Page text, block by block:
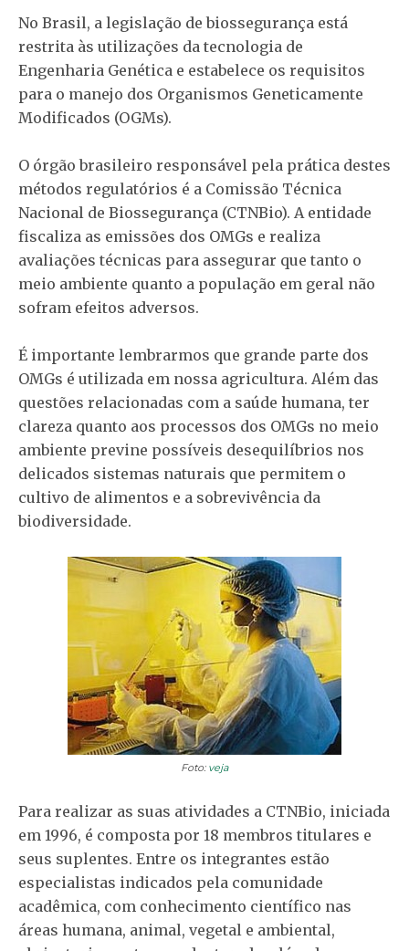
No Brasil, a legislação de biossegurança está
restrita às utilizações da tecnologia de
Engenharia Genética e estabelece os requisitos
para o manejo dos Organismos Geneticamente
Modificados (OGMs).
O órgão brasileiro responsável pela prática destes
métodos regulatórios é a Comissão Técnica
Nacional de Biossegurança (CTNBio). A entidade
fiscaliza as emissões dos OMGs e realiza
avaliações técnicas para assegurar que tanto o
meio ambiente quanto a população em geral não
sofram efeitos adversos.
É importante lembrarmos que grande parte dos
OMGs é utilizada em nossa agricultura. Além das
questões relacionadas com a saúde humana, ter
clareza quanto aos processos dos OMGs no meio
ambiente previne possíveis desequilíbrios nos
delicados sistemas naturais que permitem o
cultivo de alimentos e a sobrevivência da
biodiversidade.
Foto: veja
Para realizar as suas atividades a CTNBio, iniciada
em 1996, é composta por 18 membros titulares e
seus suplentes. Entre os integrantes estão
especialistas indicados pela comunidade
acadêmica, com conhecimento científico nas
áreas humana, animal, vegetal e ambiental,